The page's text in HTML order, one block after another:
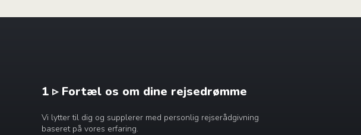
1 ▹ Fortæl os om dine rejsedrømme
Vi lytter til dig og supplerer med personlig rejserådgivning
baseret på vores erfaring.